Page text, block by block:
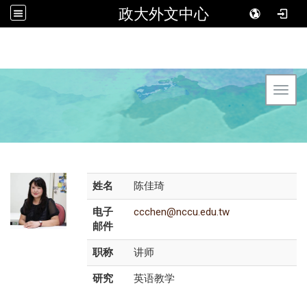
政大外文中心
姓名 陈佳琦
电子
邮件
ccchen@nccu.edu.tw
职称 讲师
研究
英语教学